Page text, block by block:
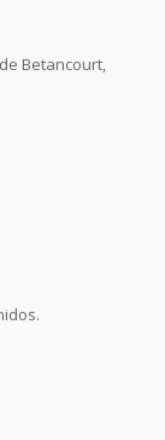
Betancourt,